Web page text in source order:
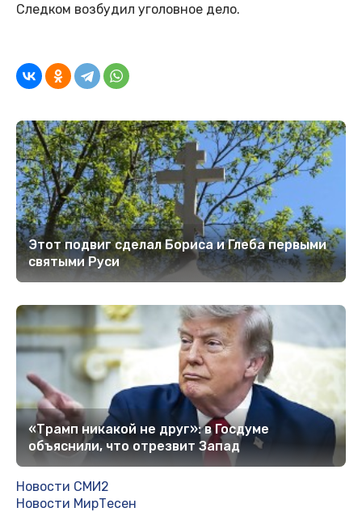
Следком возбудил уголовное дело.
Этот подвиг сделал Бориса и Глеба первыми
святыми Руси
«Трамп никакой не друг»: в Госдуме
объяснили, что отрезвит Запад
Новости СМИ2
Новости МирТесен